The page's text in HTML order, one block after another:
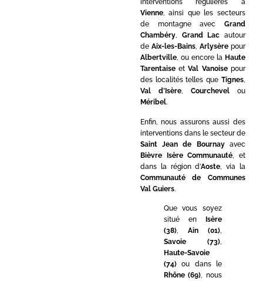
interventions régulières à
Vienne, ainsi que les secteurs
de montagne avec Grand
Chambéry, Grand Lac autour
de Aix-les-Bains, Arlysèrepour
Albertville, ou encore la Haute
TarentaiseetVal Vanoisepour
des localités telles que Tignes,
Val d’Isère, Courchevelou
Méribel.
Enfin, nous assurons aussi des
interventions dans le secteur de
Saint Jean de Bournayavec
Bièvre Isère Communauté , et
dans la région d’Aoste , via la
Communauté de Communes
Val Guiers.
Que vous soyez
situé en
Isère
(38), Ain (01),
Savoie (73),
Haute-Savoie
(74)ou dans le
Rhône (69), nous